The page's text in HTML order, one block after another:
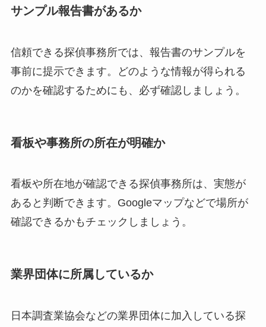
サンプル報告書があるか
信頼できる探偵事務所では、報告書のサンプルを
事前に提示できます。どのような情報が得られる
のかを確認するためにも、必ず確認しましょう。
看板や事務所の所在が明確か
看板や所在地が確認できる探偵事務所は、実態が
あると判断できます。Googleマップなどで場所が
確認できるかもチェックしましょう。
業界団体に所属しているか
日本調査業協会などの業界団体に加入している探